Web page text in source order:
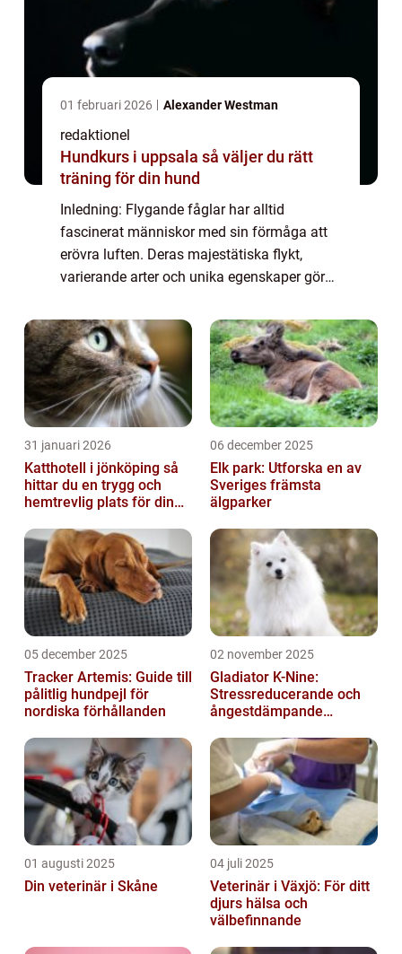
01 februari 2026 Alexander Westman
redaktionel
Hundkurs i uppsala så väljer du rätt
träning för din hund
Inledning: Flygande fåglar har alltid
fascinerat människor med sin förmåga att
erövra luften. Deras majestätiska flykt,
varierande arter och unika egenskaper gör
underverk. I denna artikel kommer vi att ge
dig en gr...
31 januari 2026
Katthotell i jönköping så
hittar du en trygg och
hemtrevlig plats för din
06 december 2025
Elk park: Utforska en av
Sveriges främsta
älgparker
05 december 2025
Tracker Artemis: Guide till
pålitlig hundpejl för
nordiska förhållanden
02 november 2025
Gladiator K-Nine:
Stressreducerande och
ångestdämpande
01 augusti 2025
Din veterinär i Skåne
04 juli 2025
Veterinär i Växjö: För ditt
djurs hälsa och
välbefinnande